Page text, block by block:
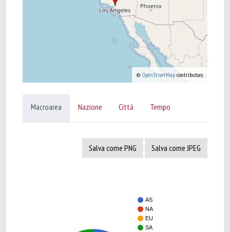
© OpenStreetMap contributors.
Macroarea Nazione Città Tempo
Salva come PNG Salva come JPEG
AS
NA
EU
SA